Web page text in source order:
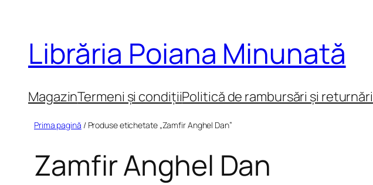
conținut
Librăria Poiana Minunată
MagazinTermeni și condițiiPolitică de rambursări și returnări
Prima pagină / Produse etichetate „Zamfir Anghel Dan”
Zamfir Anghel Dan